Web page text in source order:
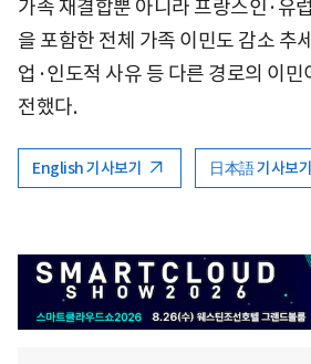
가족 재결합뿐 아니라 프랑스인·유
을 포함한 전체 가족 이민도 감소 추
업·인도적 사유 등 다른 경로의 이
전했다.
English 기사보기 日本語 기사보기